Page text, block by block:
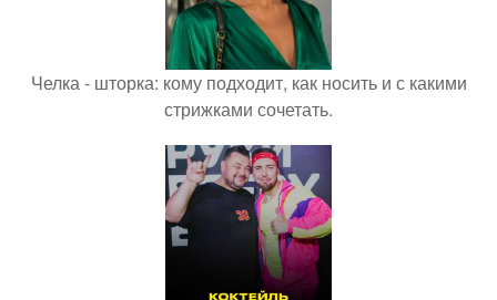
Челка - шторка: кому подходит, как носить и с какими
стрижками сочетать.